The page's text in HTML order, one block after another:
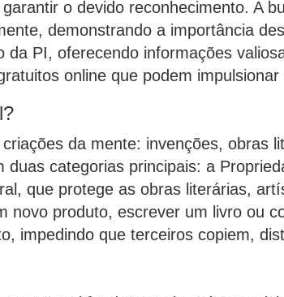
o devido reconhecimento. A
demonstrando a importância
da PI, oferecendo informações
online que podem
da mente: invenções, obras
duas categorias principais: a
que protege as obras literárias,
novo produto, escrever um livro ou
impedindo que terceiros copiem,